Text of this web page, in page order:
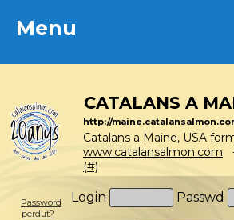
Menu
CATALANS A
http://
Catalans a Maine, USA
www.catalansalmon.com
(#)
Login Passwd
Password
perdut?
Menu